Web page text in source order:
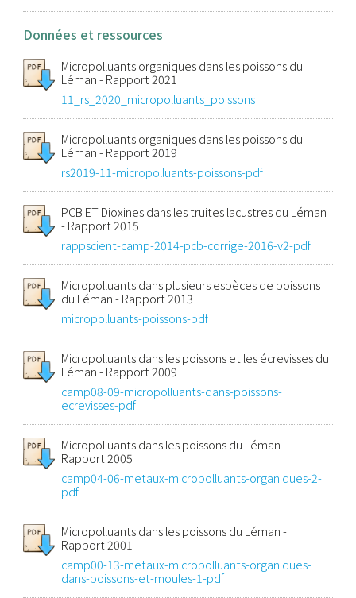
Données et ressources
Micropolluants organiques dans les poissons du
Léman - Rapport 2021
11_rs_2020_micropolluants_poissons
Micropolluants organiques dans les poissons du
Léman - Rapport 2019
rs2019-11-micropolluants-poissons-pdf
PCB ET Dioxines dans les truites lacustres du Léman
- Rapport 2015
rappscient-camp-2014-pcb-corrige-2016-v2-pdf
Micropolluants dans plusieurs espèces de poissons
du Léman - Rapport 2013
micropolluants-poissons-pdf
Micropolluants dans les poissons et les écrevisses du
Léman - Rapport 2009
camp08-09-micropolluants-dans-poissons-
ecrevisses-pdf
Micropolluants dans les poissons du Léman -
Rapport 2005
camp04-06-metaux-micropolluants-organiques-2-
pdf
Micropolluants dans les poissons du Léman -
Rapport 2001
camp00-13-metaux-micropolluants-organiques-
dans-poissons-et-moules-1-pdf